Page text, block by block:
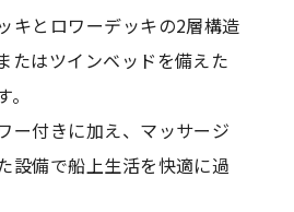
キとロワーデッキの2層構造
たはツインベッドを備えた
ー付きに加え、マッサージ
設備で船上生活を快適に過